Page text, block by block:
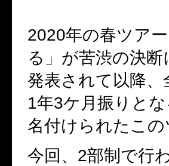
2020年の春ツア
る」が苦渋の決
発表されて以降
1年3ケ月振りと
名付けられたこの
今回、2部制で行